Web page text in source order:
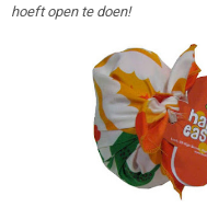
hoeft open te doen!